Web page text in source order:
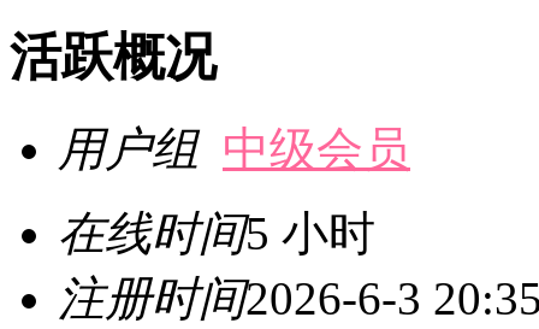
活跃概况
用户组 中级会员
在线时间5 小时
注册时间2026-6-3